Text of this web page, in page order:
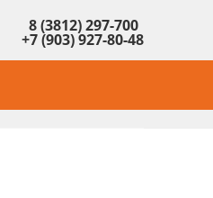
8 (3812) 297-700
+7 (903) 927-80-48